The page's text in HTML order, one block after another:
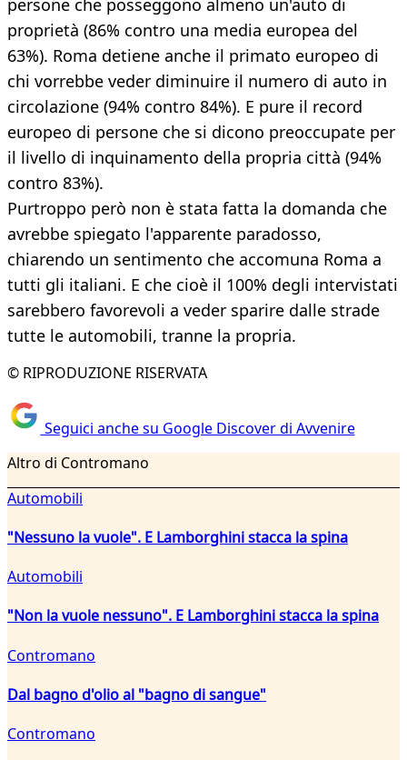
persone che posseggono almeno un'auto di
proprietà (86% contro una media europea del
63%). Roma detiene anche il primato europeo di
chi vorrebbe veder diminuire il numero di auto in
circolazione (94% contro 84%). E pure il record
europeo di persone che si dicono preoccupate per
il livello di inquinamento della propria città (94%
contro 83%).
Purtroppo però non è stata fatta la domanda che
avrebbe spiegato l'apparente paradosso,
chiarendo un sentimento che accomuna Roma a
tutti gli italiani. E che cioè il 100% degli intervistati
sarebbero favorevoli a veder sparire dalle strade
tutte le automobili, tranne la propria.
© RIPRODUZIONE RISERVATA
Seguici anche su Google Discover di Avvenire
Altro di Contromano
Automobili
"Nessuno la vuole". E Lamborghini stacca la spina
Automobili
"Non la vuole nessuno". E Lamborghini stacca la spina
Contromano
Dal bagno d'olio al "bagno di sangue"
Contromano